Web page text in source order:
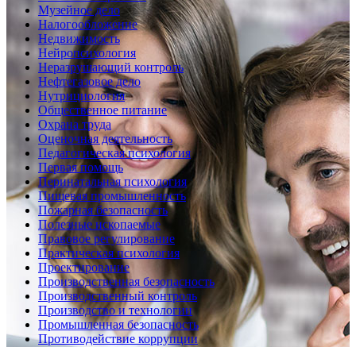
Музейное дело
Налогообложение
Недвижимость
Нейропсихология
Неразрушающий контроль
Нефтегазовое дело
Нутрициология
Общественное питание
Охрана труда
Оценочная деятельность
Педагогическая психология
Первая помощь
Перинатальная психология
Пищевая промышленность
Пожарная безопасность
Полезные ископаемые
Правовое регулирование
Практическая психология
Проектирование
Производственная безопасность
Производственный контроль
Производство и технологии
Промышленная безопасность
Противодействие коррупции